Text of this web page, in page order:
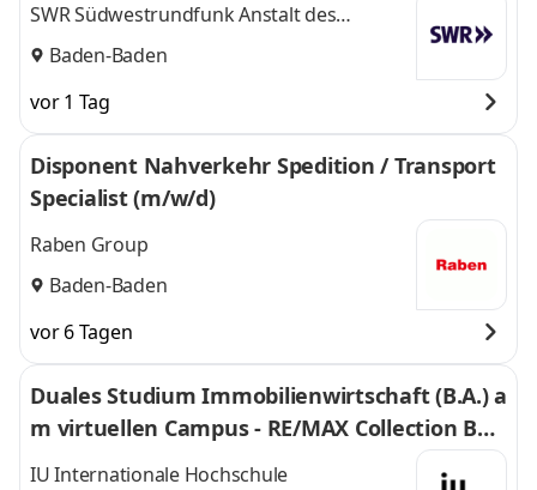
SWR Südwestrundfunk Anstalt des
öffentlichen Rechts
Baden-Baden
vor 1 Tag
Disponent Nahverkehr Spedition / Transport
Specialist (m/w/d)
Raben Group
Baden-Baden
vor 6 Tagen
Duales Studium Immobilienwirtschaft (B.A.) a
m virtuellen Campus - RE/MAX Collection Bad
en-Baden
IU Internationale Hochschule